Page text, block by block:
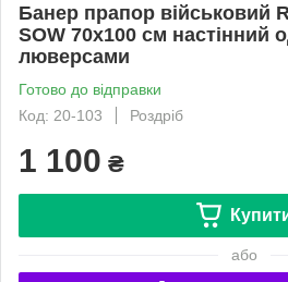
Банер прапор військовий
SOW 70х100 см настінний
люверсами
Готово до відправки
Код: 20-103
Роздріб
1 100 ₴
або